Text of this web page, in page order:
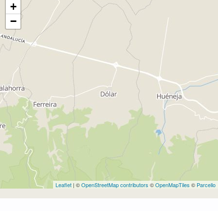
+
−
Leaflet | ©OpenStreetMap contributors ©OpenMapTiles © Parcello